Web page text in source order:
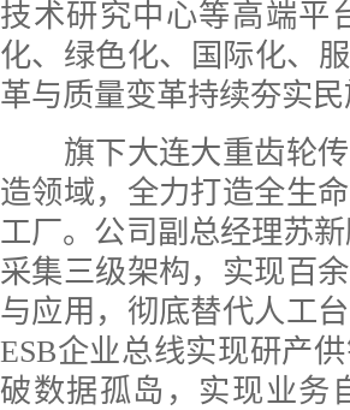
技术研究中心等高端平
化、绿色化、国际化、
革与质量变革持续夯实
旗下大连大重齿轮传
造领域，全力打造全生
工厂。公司副总经理苏
采集三级架构，实现百
与应用，彻底替代人工
ESB企业总线实现研产
破数据孤岛，实现业务